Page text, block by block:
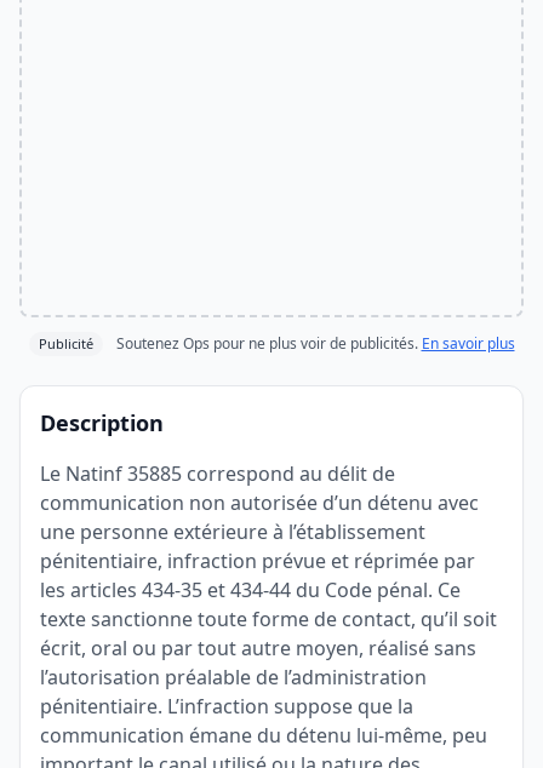
Publicité Soutenez Ops pour ne plus voir de publicités. En savoir plus
Description
Le Natinf 35885 correspond au délit de
communication non autorisée d’un détenu avec
une personne extérieure à l’établissement
pénitentiaire, infraction prévue et réprimée par
les articles 434-35 et 434-44 du Code pénal. Ce
texte sanctionne toute forme de contact, qu’il soit
écrit, oral ou par tout autre moyen, réalisé sans
l’autorisation préalable de l’administration
pénitentiaire. L’infraction suppose que la
communication émane du détenu lui-même, peu